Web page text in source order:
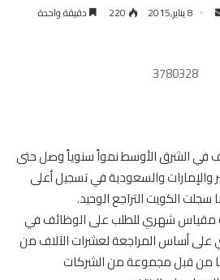
أرسل 8 يناير,2015 220 دقيقة واحدة
في الشرق الأوسط نمواً سنوياً وصل حتى
ونجحت مصر والإمارات والسعودية في تسجيل أعلى
الكويت التراجع الوحيد.
مقياس شهري للطلب على الوظائف في
على أساس المراجعة لعشرات الآلاف من
من قبل مجموعة من الشركات